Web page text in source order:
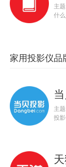
主
什
家用投影仪品
主
投